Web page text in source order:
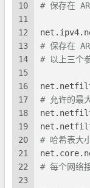
10
11
12
13
14
15
16
17
18
19
20
21
22
23
# 保存在
# 保存在
# 以上三个
# 允许的最
# 哈希表大
# 每个网络